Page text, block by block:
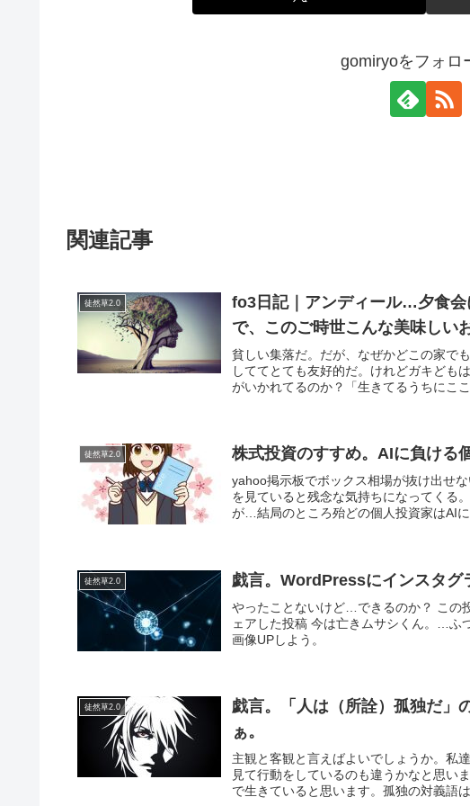
gomiryoをフォロ
関連記事
徒然草2.0
fo3日記｜アンディール…夕食会
で、このご時世こんな美味しい
貧しい集落だ。だが、なぜかどこの家で
しててとても友好的だ。けれどガキど
がいかれてるのか？「生きてるうちにこ
徒然草2.0 株式投資のすすめ。AIに負ける
yahoo掲示板でボックス相場が抜け出せ
を見ていると残念な気持ちになってくる
が…結局のところ殆どの個人投資家はAI
徒然草2.0 戯言。WordPressにインスタグ
やったことないけど…できるのか？ この
ェアした投稿 今は亡きムサシくん。…ふ
画像UPしよう。
徒然草2.0
戯言。「人は（所詮）孤独だ」
ぁ。
主観と客観と言えばよいでしょうか。私
見て行動をしているのも違うかなと思い
で生きていると思います。孤独の対義語